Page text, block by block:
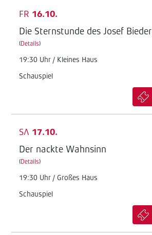
FR 16.10.
Die Sternstunde des Josef Bieder
(Details)
19:30 Uhr / Kleines Haus
Schauspiel
SA 17.10.
Der nackte Wahnsinn
(Details)
19:30 Uhr / Großes Haus
Schauspiel